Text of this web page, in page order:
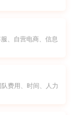
、自营电商、信息
费用、时间、人力